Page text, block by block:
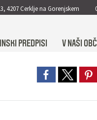
4207 Cerklje na Gorenjskem
PREDPISI V NAŠI